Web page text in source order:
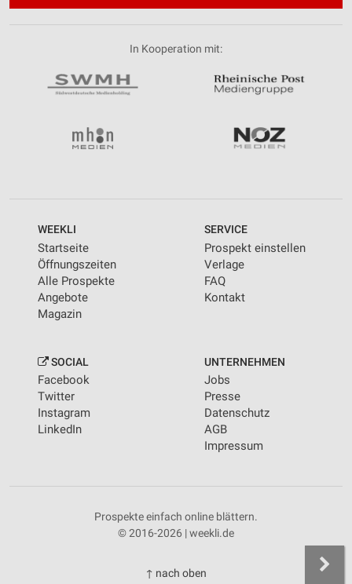
In Kooperation mit:
WEEKLI
Startseite
Öffnungszeiten
Alle Prospekte
Angebote
Magazin
SERVICE
Prospekt einstellen
Verlage
FAQ
Kontakt
SOCIAL
Facebook
Twitter
Instagram
LinkedIn
UNTERNEHMEN
Jobs
Presse
Datenschutz
AGB
Impressum
Prospekte einfach online blättern.
© 2016-2026 | weekli.de
↑ nach oben